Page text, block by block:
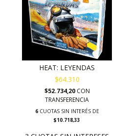
HEAT: LEYENDAS
$64.310
$52.734,20 CON
TRANSFERENCIA
6CUOTAS SIN INTERÉS DE
$10.718,33